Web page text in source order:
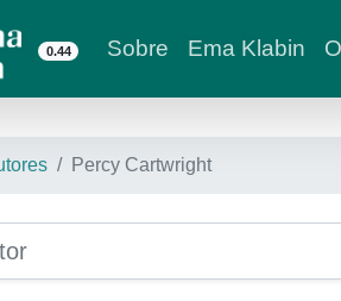
0.44 Sobre Ema Klabin
Percy Cartwright